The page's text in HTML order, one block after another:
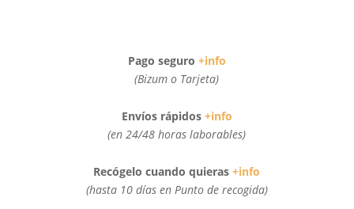
Pago seguro +info
(Bizum o Tarjeta)
Envíos rápidos +info
(en 24/48 horas laborables)
Recógelo cuando quieras+info
(hasta 10 días en Punto de recogida)